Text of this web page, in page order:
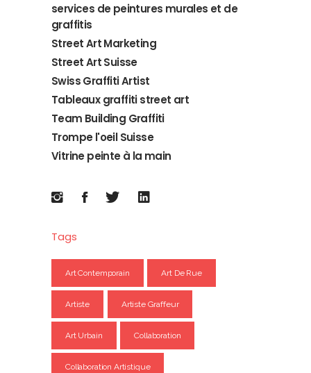
services de peintures murales et de
graffitis
Street Art Marketing
Street Art Suisse
Swiss Graffiti Artist
Tableaux graffiti street art
Team Building Graffiti
Trompe l'oeil Suisse
Vitrine peinte à la main
Tags
Art Contemporain Art De Rue
Artiste Artiste Graffeur
Art Urbain Collaboration
Collaboration Artistique